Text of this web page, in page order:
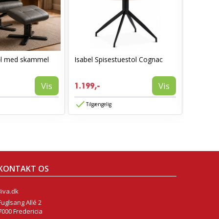
med skammel
Vis
Isabel Spisestuestol Cognac
1.199,- Vis
Tilgængelig
OS
Allé 2
Fredericia